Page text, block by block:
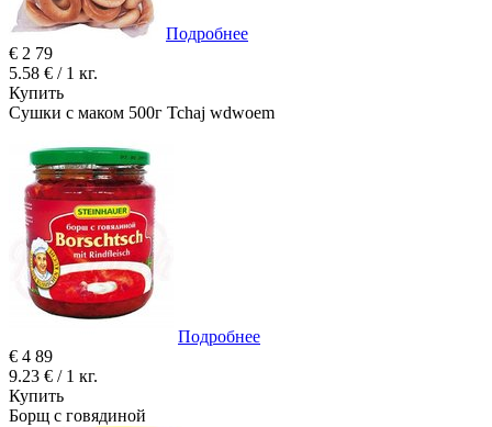
Подробнее
€ 2 79
5.58 € / 1 кг.
Купить
Сушки с маком 500г Tchaj wdwoem
Подробнее
€ 4 89
9.23 € / 1 кг.
Купить
Борщ с говядиной